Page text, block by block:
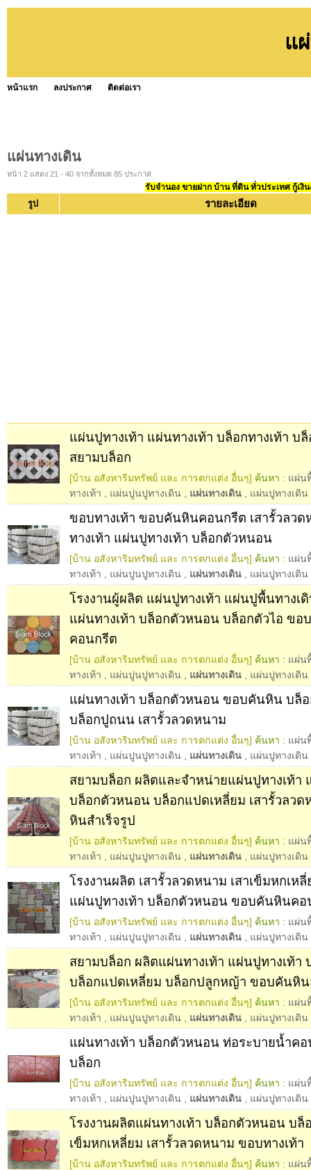
แ
หน้าแรก ลงประกาศ ติดต่อเรา
แผ่นทางเดิน
หน้า 2 แสดง 21 - 40 จากทั้งหมด 85 ประกาศ
รับจำนอง ขายฝาก บ้าน ที่ดิน ทั่วประเทศ กู้เงิ
รูป รายละเอียด
แผ่นปูทางเท้า แผ่นทางเท้า บล็อกทางเท้า บ
สยามบล็อก
[บ้าน อสังหาริมทรัพย์ และ การตกแต่ง อื่นๆ] ค้นหา : แผ่น
ทางเท้า
แผ่นปูนปูทางเดิน แผ่นทางเดิน แผ่นปูทางเดิน
ขอบทางเท้า ขอบคันหินคอนกรีต เสารั้วลว
ทางเท้า แผ่นปูทางเท้า บล็อกตัวหนอน
[บ้าน อสังหาริมทรัพย์ และ การตกแต่ง อื่นๆ] ค้นหา : แผ่น
ทางเท้า
แผ่นปูนปูทางเดิน แผ่นทางเดิน แผ่นปูทางเดิน
โรงงานผู้ผลิต แผ่นปูทางเท้า แผ่นปูพื้นทาง
แผ่นทางเท้า บล็อกตัวหนอน บล็อกตัวไอ ขอ
คอนกรีต
[บ้าน อสังหาริมทรัพย์ และ การตกแต่ง อื่นๆ] ค้นหา : แผ่น
ทางเท้า
แผ่นปูนปูทางเดิน แผ่นทางเดิน แผ่นปูทางเดิน
แผ่นทางเท้า บล็อกตัวหนอน ขอบคันหิน บล็
บล็อกปูถนน เสารั้วลวดหนาม
[บ้าน อสังหาริมทรัพย์ และ การตกแต่ง อื่นๆ] ค้นหา : แผ่น
ทางเท้า
แผ่นปูนปูทางเดิน แผ่นทางเดิน แผ่นปูทางเดิน
สยามบล็อก ผลิตและจำหน่ายแผ่นปูทางเท้า
บล็อกตัวหนอน บล็อกแปดเหลี่ยม เสารั้วลว
หินสำเร็จรูป
[บ้าน อสังหาริมทรัพย์ และ การตกแต่ง อื่นๆ] ค้นหา : แผ่น
ทางเท้า
แผ่นปูนปูทางเดิน แผ่นทางเดิน แผ่นปูทางเดิน
โรงงานผลิต เสารั้วลวดหนาม เสาเข็มหกเห
แผ่นปูทางเท้า บล็อกตัวหนอน ขอบคันหินคอ
[บ้าน อสังหาริมทรัพย์ และ การตกแต่ง อื่นๆ] ค้นหา : แผ่น
ทางเท้า
แผ่นปูนปูทางเดิน แผ่นทางเดิน แผ่นปูทางเดิน
สยามบล็อก ผลิตแผ่นทางเท้า แผ่นปูทางเท้า
บล็อกแปดเหลี่ยม บล็อกปลูกหญ้า ขอบคันหิน
[บ้าน อสังหาริมทรัพย์ และ การตกแต่ง อื่นๆ] ค้นหา : แผ่น
ทางเท้า
แผ่นปูนปูทางเดิน แผ่นทางเดิน แผ่นปูทางเดิน
แผ่นทางเท้า บล็อกตัวหนอน ท่อระบายน้ำค
บล็อก
[บ้าน อสังหาริมทรัพย์ และ การตกแต่ง อื่นๆ] ค้นหา : แผ่น
ทางเท้า
แผ่นปูนปูทางเดิน แผ่นทางเดิน แผ่นปูทางเดิน
โรงงานผลิตแผ่นทางเท้า บล็อกตัวหนอน บล็
เข็มหกเหลี่ยม เสารั้วลวดหนาม ขอบทางเท้า
[บ้าน อสังหาริมทรัพย์ และ การตกแต่ง อื่นๆ] ค้นหา : แผ่น